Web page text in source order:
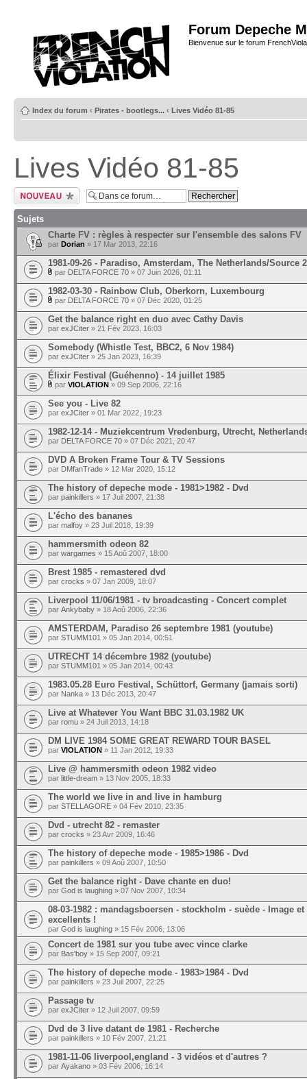
Forum Depeche
Bienvenue sur le forum
Index du forum ‹ Pirates - bootlegs... ‹ Lives Vidéo 81-85
Lives Vidéo 81-85
Ecrire un nouveau
sujet
Sujets
Charte FV : règles à respecter sur l'ensemble des salons FV
par Dorian » 17 Mar 2013, 22:16
1981-09-26 - Paradiso, Amsterdam, The Netherlands/Source 2
par DELTA FORCE 70 » 07 Juin 2026, 01:11
1982-03-30 - Rainbow Club, Oberkorn, Luxembourg
par DELTA FORCE 70 » 07 Déc 2020, 01:25
Get the balance right en duo avec Cathy Davis
par exJCiter » 21 Fév 2023, 16:03
Somebody (Whistle Test, BBC2, 6 Nov 1984)
par exJCiter » 25 Jan 2023, 16:39
Élixir Festival (Guéhenno) - 14 juillet 1985
par VIOLATION » 09 Sep 2006, 22:16
See you - Live 82
par exJCiter » 01 Mar 2022, 19:23
1982-12-14 - Muziekcentrum Vredenburg, Utrecht,
par DELTA FORCE 70 » 07 Déc 2021, 20:47
DVD A Broken Frame Tour & TV Sessions
par DMfanTrade » 12 Mar 2020, 15:12
The history of depeche mode - 1981>1982 - Dvd
par painkillers » 17 Juil 2007, 21:38
L'écho des bananes
par malfoy » 23 Juil 2018, 19:39
hammersmith odeon 82
par wargames » 15 Aoû 2007, 18:00
Brest 1985 - remastered dvd
par crocks » 07 Jan 2009, 18:07
Liverpool 11/06/1981 - tv broadcasting - Concert complet
par Ankybaby » 18 Aoû 2006, 22:36
AMSTERDAM, Paradiso 26 septembre 1981 (youtube)
par STUMM101 » 05 Jan 2014, 00:51
UTRECHT 14 décembre 1982 (youtube)
par STUMM101 » 05 Jan 2014, 00:43
1983.05.28 Euro Festival, Schüttorf, Germany (jamais sorti)
par Nanka » 13 Déc 2013, 20:47
Live at Whatever You Want BBC 31.03.1982 UK
par romu » 24 Juil 2013, 14:18
DM LIVE 1984 SOME GREAT REWARD TOUR BASEL
par VIOLATION » 11 Jan 2012, 19:33
Live @ hammersmith odeon 1982 video
par little-dream » 13 Nov 2005, 18:33
The world we live in and live in hamburg
par STELLAGORE » 04 Fév 2010, 23:35
Dvd - utrecht 82 - remaster
par crocks » 23 Avr 2009, 16:46
The history of depeche mode - 1985>1986 - Dvd
par painkillers » 09 Aoû 2007, 10:50
Get the balance right - Dave chante en duo!
par God is laughing » 07 Nov 2007, 10:34
08-03-1982 : mandagsboersen - stockholm - suède - Image et
excellents !
par God is laughing » 15 Fév 2006, 13:06
Concert de 1981 sur you tube avec vince clarke
par Bas'boy » 15 Sep 2007, 09:21
The history of depeche mode - 1983>1984 - Dvd
par painkillers » 23 Juil 2007, 22:25
Passage tv
par exJCiter » 12 Juil 2007, 09:59
Dvd de 3 live datant de 1981 - Recherche
par painkillers » 10 Fév 2007, 21:21
1981-11-06 liverpool,england - 3 vidéos et d'autres ?
par Ayakano » 03 Fév 2006, 16:14